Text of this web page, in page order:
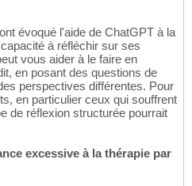
évoqué l'aide de ChatGPT à la
à réfléchir sur ses
vous aider à le faire en
en posant des questions de
perspectives différentes. Pour
en particulier ceux qui souffrent
de réflexion structurée pourrait
excessive à la thérapie par